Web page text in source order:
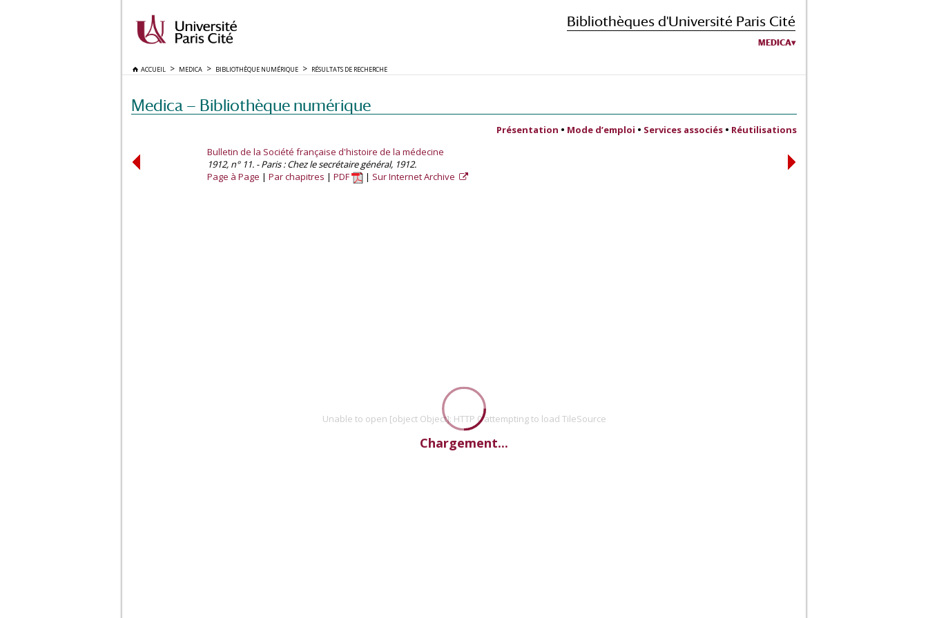
Bibliothèques d'Université Paris Cité
MEDICA
ACCUEIL MEDICA BIBLIOTHÈQUE NUMÉRIQUE RÉSULTATS DE RECHERCHE
Medica — Bibliothèque numérique
Présentation • Mode d’emploi • Services associés • Réutilisations
Bulletin de la Société française d'histoire de la médecine
1912, n° 11. - Paris : Chez le secrétaire général, 1912.
Page à Page
Par chapitres PDF Sur Internet Archive
Unable to open [object Object]: HTTP 0 attempting to load TileSource
Chargement...